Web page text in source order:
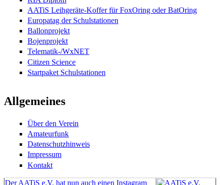
AATiS Leihgeräte-Koffer für FoxOring oder BatOring
Europatag der Schulstationen
Ballonprojekt
Bojenprojekt
Telematik-/WxNET
Citizen Science
Startpaket Schulstationen
Allgemeines
Über den Verein
Amateurfunk
Datenschutzhinweis
Impressum
Kontakt
Der AATiS e.V. hat nun auch einen Instagram